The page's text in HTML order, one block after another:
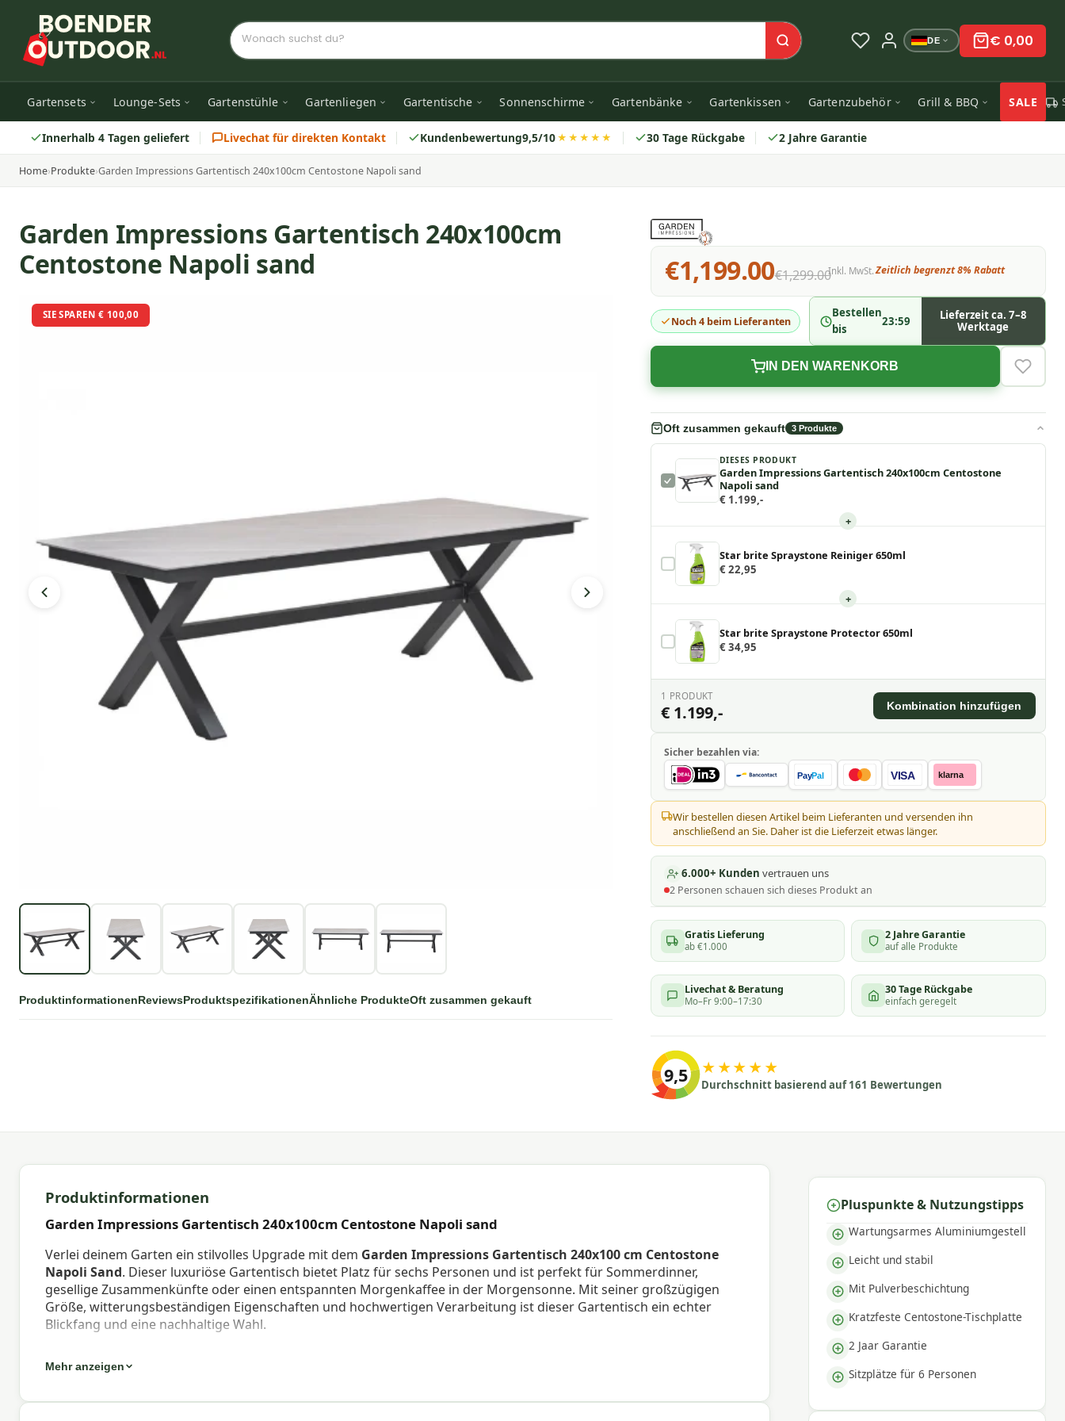
DE € 0,00
Gartensets Lounge-Sets Gartenstühle Gartenliegen Gartentische Sonnenschirme Gartenbänke Gartenkissen Gartenzubehör Grill & BBQ SALE
Innerhalb 4 Tagen geliefert Livechat für direkten Kontakt Kundenbewertung9,5/10★★★★★ 30 Tage Rückgabe 2 Jahre Garantie
Home›Produkte›Garden Impressions Gartentisch 240x100cm Centostone Napoli sand
Garden Impressions Gartentisch 240x100cm
Centostone Napoli sand
SIE SPAREN € 100,00
ProduktinformationenReviewsProduktspezifikationenÄhnliche ProdukteOft zusammen gekauft
€1,199.00€1,299.00Inkl. MwSt. Zeitlich begrenzt 8% Rabatt
Noch 4 beim Lieferanten
Bestellen
bis
23:59
Lieferzeit ca. 7–8
Werktage
IN DEN WARENKORB
Oft zusammen gekauft 3 Produkte
DIESES PRODUKT
Garden Impressions Gartentisch 240x100cm Centostone
Napoli sand
€ 1.199,-
+
Star brite Spraystone Reiniger 650ml
€ 22,95
+
Star brite Spraystone Protector 650ml
€ 34,95
1 PRODUKT
€ 1.199,- Kombination hinzufügen
Sicher bezahlen via:
PayPal VISA klarna
Wir bestellen diesen Artikel beim Lieferanten und versenden ihn
anschließend an Sie. Daher ist die Lieferzeit etwas länger.
6.000+ Kunden vertrauen uns
2 Personen schauen sich dieses Produkt an
Gratis Lieferung
ab €1.000
2 Jahre Garantie
auf alle Produkte
Livechat & Beratung
Mo–Fr 9:00–17:30
30 Tage Rückgabe
einfach geregelt
9,5 ★★★★★
Durchschnitt basierend auf 161 Bewertungen
Produktinformationen
Garden Impressions Gartentisch 240x100cm Centostone Napoli sand
Verlei deinem Garten ein stilvolles Upgrade mit dem Garden Impressions Gartentisch 240x100 cm Centostone
Napoli Sand. Dieser luxuriöse Gartentisch bietet Platz für sechs Personen und ist perfekt für Sommerdinner,
gesellige Zusammenkünfte oder einen entspannten Morgenkaffee in der Morgensonne. Mit seiner großzügigen
Größe, witterungsbeständigen Eigenschaften und hochwertigen Verarbeitung ist dieser Gartentisch ein echter
Blickfang und eine nachhaltige Wahl.
kompakter, kratzfester und hitzebeständiger ist. Dank der sandfarbenen
Mehr anzeigen
Pluspunkte & Nutzungstipps
Wartungsarmes Aluminiumgestell
Leicht und stabil
Mit Pulverbeschichtung
Kratzfeste Centostone-Tischplatte
2 Jaar Garantie
Sitzplätze für 6 Personen